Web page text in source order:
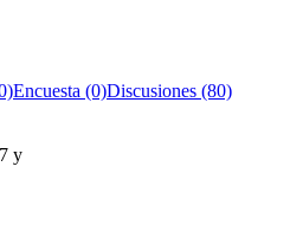
Encuesta (0)Discusiones (80)
y